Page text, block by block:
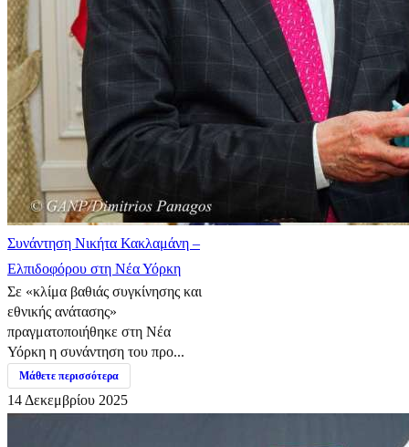
Συνάντηση Νικήτα Κακλαμάνη –
Ελπιδοφόρου στη Νέα Υόρκη
Σε «κλίμα βαθιάς συγκίνησης και
εθνικής ανάτασης»
πραγματοποιήθηκε στη Νέα
Υόρκη η συνάντηση του προ...
Μάθετε περισσότερα
14 Δεκεμβρίου 2025